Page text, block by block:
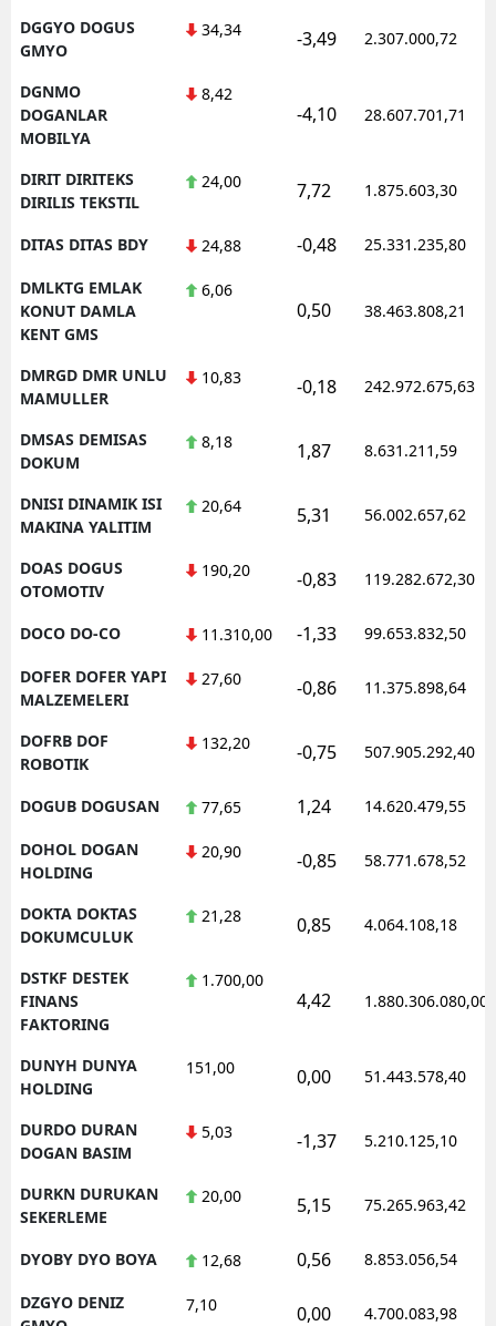
DGGYO DOGUS
GMYO
34,34 -3,49 2.307.000,72
DGNMO
DOGANLAR
MOBILYA
8,42
-4,10 28.607.701,71
DIRIT DIRITEKS
DIRILIS TEKSTIL
24,00 7,72 1.875.603,30
DITAS DITAS BDY 24,88 -0,48 25.331.235,80
DMLKTG EMLAK
KONUT DAMLA
KENT GMS
6,06
0,50 38.463.808,21
DMRGD DMR UNLU
MAMULLER
10,83 -0,18 242.972.675,63
DMSAS DEMISAS
DOKUM
8,18 1,87 8.631.211,59
DNISI DINAMIK ISI
MAKINA YALITIM
20,64 5,31 56.002.657,62
DOAS DOGUS
OTOMOTIV
190,20 -0,83 119.282.672,30
DOCO DO-CO 11.310,00 -1,33 99.653.832,50
DOFER DOFER YAPI
MALZEMELERI
27,60 -0,86 11.375.898,64
DOFRB DOF
ROBOTIK
132,20 -0,75 507.905.292,40
DOGUB DOGUSAN 77,65 1,24 14.620.479,55
DOHOL DOGAN
HOLDING
20,90 -0,85 58.771.678,52
DOKTA DOKTAS
DOKUMCULUK
21,28 0,85 4.064.108,18
DSTKF DESTEK
FINANS
FAKTORING
1.700,00
4,42 1.880.306.080,00
DUNYH DUNYA
HOLDING
151,00 0,00 51.443.578,40
DURDO DURAN
DOGAN BASIM
5,03 -1,37 5.210.125,10
DURKN DURUKAN
SEKERLEME
20,00 5,15 75.265.963,42
DYOBY DYO BOYA 12,68 0,56 8.853.056,54
DZGYO DENIZ
7,10 0,00 4.700.083,98